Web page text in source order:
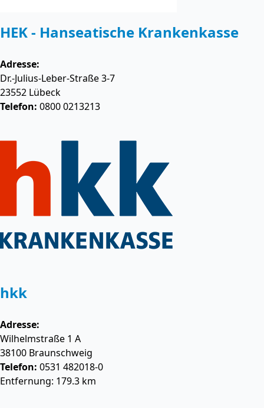
HEK - Hanseatische Krankenkasse
Adresse:
Dr.-Julius-Leber-Straße 3-7
23552 Lübeck
Telefon: 0800 0213213
hkk
Adresse:
Wilhelmstraße 1 A
38100 Braunschweig
Telefon: 0531 482018-0
Entfernung: 179.3 km